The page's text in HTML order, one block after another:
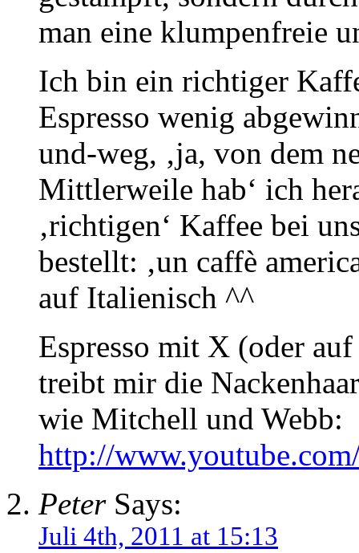
man eine klumpenfreie
Ich bin ein richtiger
Espresso wenig
und-weg, ‚ja, von dem
Mittlerweile hab‘ ich
‚richtigen‘ Kaffee bei
bestellt: ‚un caffè
auf Italienisch ^^
Espresso mit X (oder auf
treibt mir die
wie Mitchell und Webb:
http://
PeterSays:
Juli 4th, 2011 at 15:13